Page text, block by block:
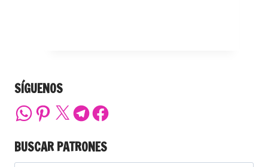
SÍGUENOS
BUSCAR PATRONES